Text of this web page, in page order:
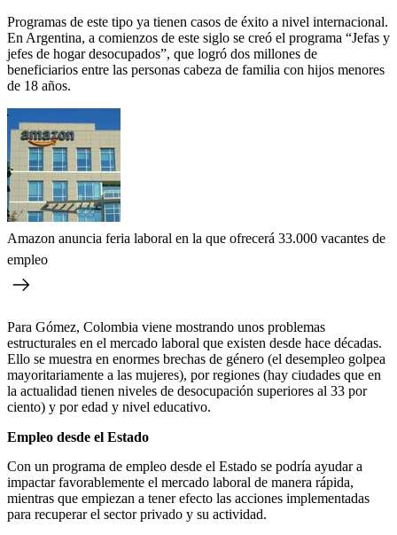
Programas de este tipo ya tienen casos de éxito a nivel internacional.
En Argentina, a comienzos de este siglo se creó el programa “Jefas y
jefes de hogar desocupados”, que logró dos millones de
beneficiarios entre las personas cabeza de familia con hijos menores
de 18 años.
Amazon anuncia feria laboral en la que ofrecerá 33.000 vacantes de
empleo
Para Gómez, Colombia viene mostrando unos problemas
estructurales en el mercado laboral que existen desde hace décadas.
Ello se muestra en enormes brechas de género (el desempleo golpea
mayoritariamente a las mujeres), por regiones (hay ciudades que en
la actualidad tienen niveles de desocupación superiores al 33 por
ciento) y por edad y nivel educativo.
Empleo desde el Estado
Con un programa de empleo desde el Estado se podría ayudar a
impactar favorablemente el mercado laboral de manera rápida,
mientras que empiezan a tener efecto las acciones implementadas
para recuperar el sector privado y su actividad.